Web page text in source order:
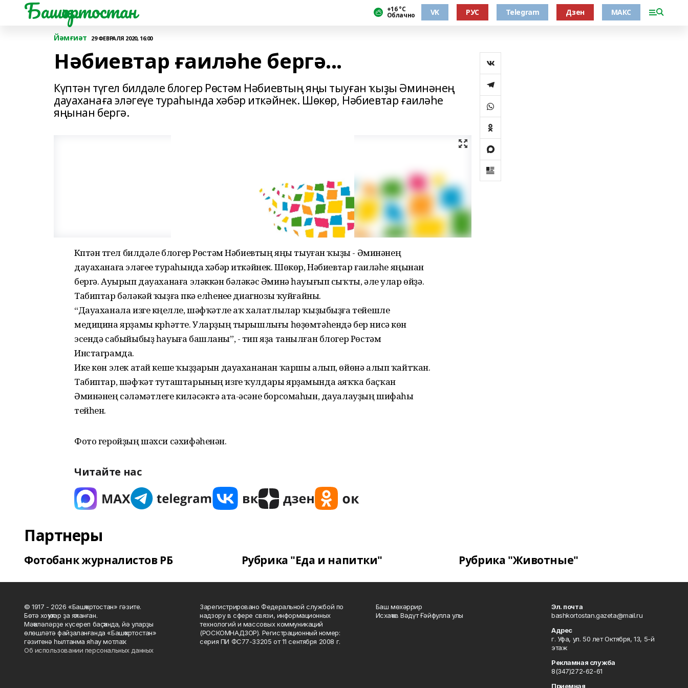
Башҡортостан +16 °С
Облачно VK РУС Telegram Дзен МАКС
Йәмғиәт 29 ФЕВРАЛЯ 2020, 16:00
Нәбиевтар ғаиләһе бергә...
Күптән түгел билдәле блогер Рөстәм Нәбиевтың яңы тыуған ҡыҙы Әминәнең
дауаханаға эләгеүе тураһында хәбәр иткәйнек. Шөкөр, Нәбиевтар ғаиләһе
яңынан бергә.
Күптән түгел билдәле блогер Рөстәм Нәбиевтың яңы тыуған ҡыҙы - Әминәнең
дауаханаға эләгеүе тураһында хәбәр иткәйнек. Шөкөр, Нәбиевтар ғаиләһе яңынан
бергә. Ауырып дауаханаға эләккән бәләкәс Әминә һауығып сыҡты, әле улар өйҙә.
Табиптар бәләкәй ҡыҙға үпкә елһенеүе диагнозы ҡуйғайны.
“Дауаханала изге күңелле, шәфҡәтле аҡ халатлылар ҡыҙыбыҙға тейешле
медицина ярҙамы күрһәтте. Уларҙың тырышлығы һөҙөмтәһендә бер нисә көн
эсендә сабыйыбыҙ һауыға башланы”, - тип яҙа танылған блогер Рөстәм
Инстаграмда.
Ике көн элек атай кеше ҡыҙҙарын дауахананан ҡаршы алып, өйөнә алып ҡайтҡан.
Табиптар, шәфҡәт туташтарының изге ҡулдары ярҙамында аяҡҡа баҫҡан
Әминәнең сәләмәтлеге киләсәктә ата-әсәне борсомаһын, дауалауҙың шифаһы
тейһен.
Фото геройҙың шәхси сәхифәһенән.
Читайте нас
Партнеры
Фотобанк журналистов РБ Рубрика "Еда и напитки" Рубрика "Животные"
© 1917 - 2026 «Башҡортостан» гәзите.
Бөтә хоҡуҡтар ҙа яҡланған.
Мәҡәләләрҙе күсереп баҫҡанда, йә уларҙы
өлөшләтә файҙаланғанда «Башҡортостан»
гәзитенә һылтанма яһау мотлаҡ.
Об использовании персональных данных
Зарегистрировано Федеральной службой по
надзору в сфере связи, информационных
технологий и массовых коммуникаций
(РОСКОМНАДЗОР). Регистрационный номер:
серия ПИ ФС77-33205 от 11 сентября 2008 г.
Баш мөхәррир
Исхаҡов Вәдүт Ғәйфулла улы
Эл. почта
bashkortostan.gazeta@mail.ru
Адрес
г. Уфа, ул. 50 лет Октября, 13, 5-й
этаж
Рекламная служба
8(347)272-62-61
Приемная